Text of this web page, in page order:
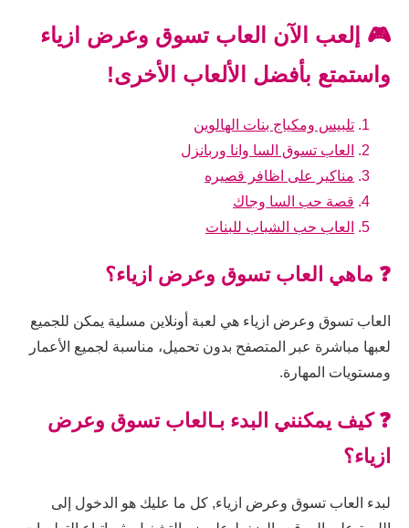
🎮 إلعب الآن العاب تسوق وعرض ازياء
واستمتع بأفضل الألعاب الأخرى!
تلبيس ومكياج بنات الهالوين
العاب تسوق السا وانا وربانزل
مناكير على اظافر قصيره
قصة حب السا وجاك
العاب حب الشباب للبنات
❓ ماهي العاب تسوق وعرض ازياء؟
العاب تسوق وعرض ازياء هي لعبة أونلاين مسلية يمكن للجميع
لعبها مباشرة عبر المتصفح بدون تحميل، مناسبة لجميع الأعمار
ومستويات المهارة.
❓ كيف يمكنني البدء بـالعاب تسوق وعرض
ازياء؟
لبدء العاب تسوق وعرض ازياء, كل ما عليك هو الدخول إلى